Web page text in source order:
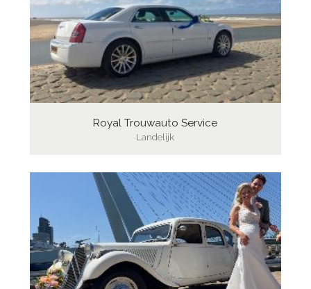
Royal Trouwauto Service
Landelijk